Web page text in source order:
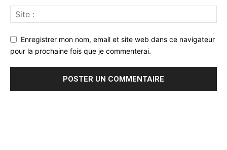
Enregistrer mon nom, email et site web dans ce navigateur
pour la prochaine fois que je commenterai.